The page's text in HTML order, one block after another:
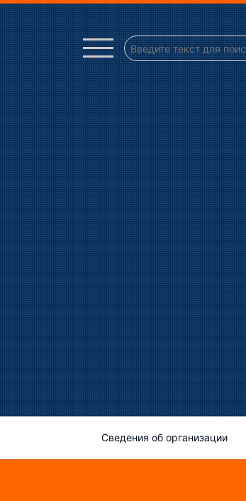
Сведения об организации